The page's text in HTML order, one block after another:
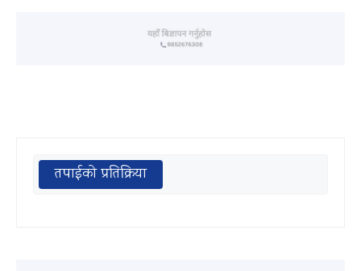
तपाईको प्रतिक्रिया